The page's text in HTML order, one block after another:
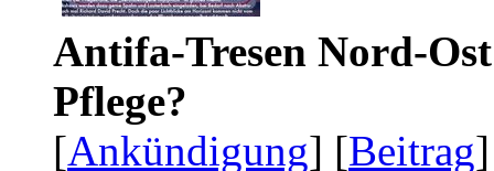
Antifa-Tresen Nord-
Pflege?
[Ankündigung] [Beitrag